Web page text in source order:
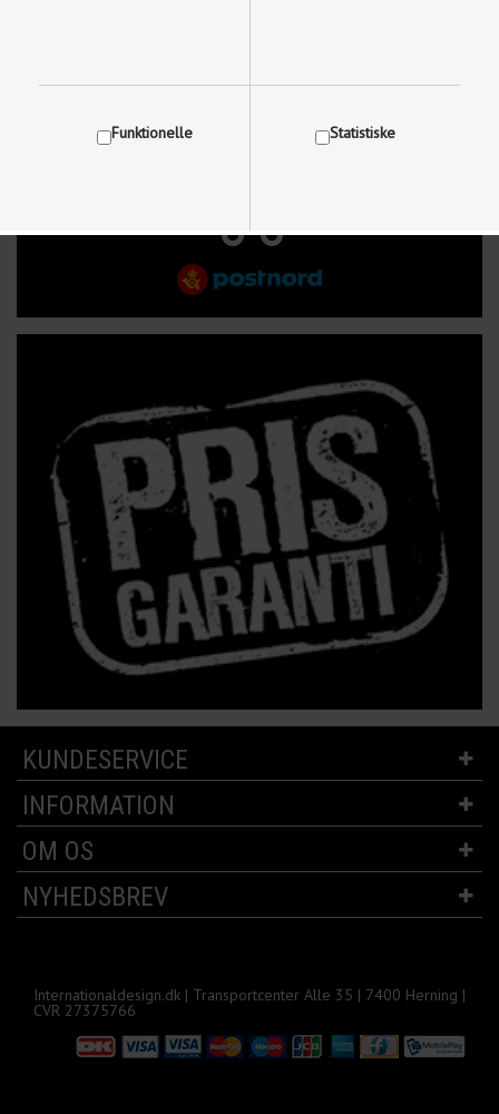
Funktionelle Statistiske
FRI FRAGT VED KØB OVER 499 kr.
KUNDESERVICE
INFORMATION
OM OS
NYHEDSBREV
Internationaldesign.dk | Transportcenter Alle 35 | 7400 Herning |
CVR 27375766